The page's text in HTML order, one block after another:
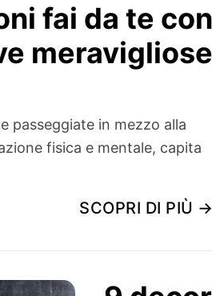
fai da te con
meravigliose
passeggiate in mezzo alla
fisica e mentale, capita
SCOPRI DI PIÙ →